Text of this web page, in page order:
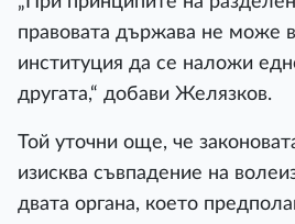
правовата държава не може
институция да се наложи
другата,“ добави Желязков.
Той уточни още, че
изисква съвпадение на
двата органа, което